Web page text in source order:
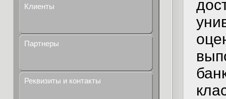
Клиенты
Партнеры
Реквизиты и контакты